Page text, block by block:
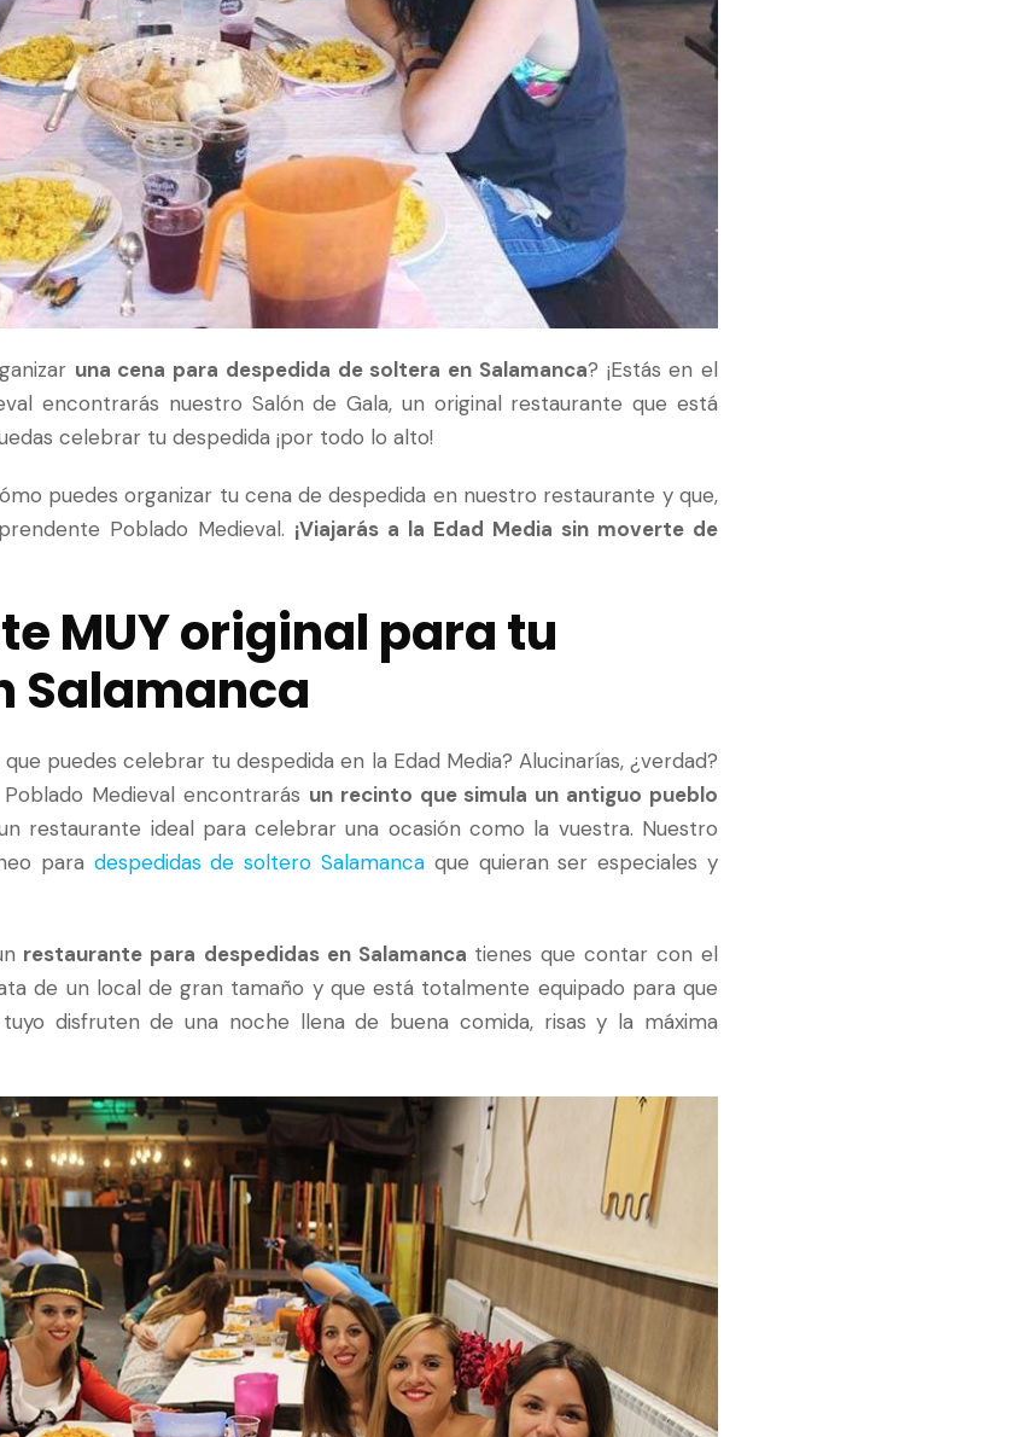
una cena para despedida de soltera en Salamanca? ¡Estás en el
encontrarás nuestro Salón de Gala, un original restaurante que está
celebrar tu despedida ¡por todo lo alto!
puedes organizar tu cena de despedida en nuestro restaurante y que,
Poblado Medieval. ¡Viajarás a la Edad Media sin moverte de
MUY original para tu
Salamanca
puedes celebrar tu despedida en la Edad Media? Alucinarías, ¿verdad?
Medieval encontrarás un recinto que simula un antiguo pueblo
restaurante ideal para celebrar una ocasión como la vuestra. Nuestro
para despedidas de soltero Salamancaque quieran ser especiales y
restaurante para despedidas en Salamanca tienes que contar con el
de un local de gran tamaño y que está totalmente equipado para que
disfruten de una noche llena de buena comida, risas y la máxima